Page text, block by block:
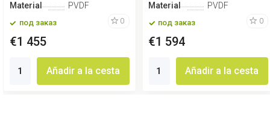
Material
PVDF
под заказ 0
€1 455
Añadir a la cesta
Material
PVDF
под заказ 0
€1 594
Añadir a la cesta